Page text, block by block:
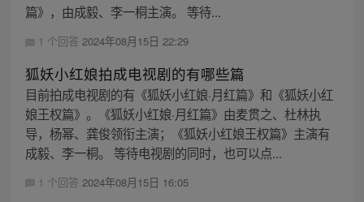
篇》，由成毅、李一桐主演。 等待...
1 个回答 2024年08月15日 22:29
狐妖小红娘拍成电视剧的有哪些篇
目前拍成电视剧的有《狐妖小红娘·月红篇》和《狐妖小红
娘王权篇》。《狐妖小红娘·月红篇》由麦贯之、杜林执
导，杨幂、龚俊领衔主演；《狐妖小红娘王权篇》主演有
成毅、李一桐。 等待电视剧的同时，也可以点...
1 个回答 2024年08月15日 16:05